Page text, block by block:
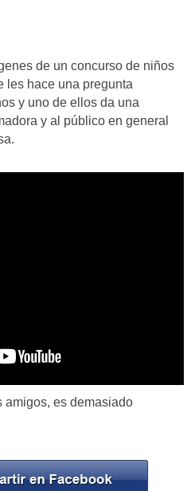
de un concurso de niños
les hace una pregunta
y uno de ellos da una
y al público en general
amigos, es demasiado